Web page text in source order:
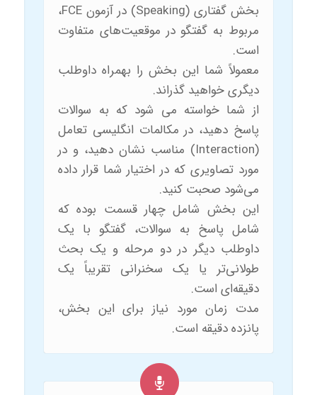
بخش گفتاری (Speaking) در آزمون FCE،
مربوط به گفتگو در موقعیت‌های متفاوت
است.
معمولاً شما این بخش را بهمراه داوطلب
دیگری خواهید گذراند.
از شما خواسته می شود که به سوالات
پاسخ دهید، در مکالمات انگلیسی تعامل
(Interaction) مناسب نشان دهید، و در
مورد تصاویری که در اختیار شما قرار داده
می‌شود صحبت کنید.
این بخش شامل چهار قسمت بوده که
شامل پاسخ به سوالات، گفتگو با یک
داوطلب دیگر در دو مرحله و یک بحث
طولانی‌تر یا یک سخنرانی تقریباً یک
دقیقه‌ای است.
مدت زمان مورد نیاز برای این بخش،
پانزده دقیقه است.